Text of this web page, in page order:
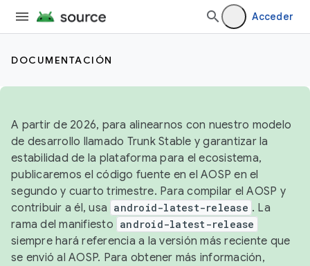
Acceder
DOCUMENTACIÓN
A partir de 2026, para alinearnos con nuestro modelo
de desarrollo llamado Trunk Stable y garantizar la
estabilidad de la plataforma para el ecosistema,
publicaremos el código fuente en el AOSP en el
segundo y cuarto trimestre. Para compilar el AOSP y
contribuir a él, usa android-latest-release . La
rama del manifiesto android-latest-release
siempre hará referencia a la versión más reciente que
se envió al AOSP. Para obtener más información,